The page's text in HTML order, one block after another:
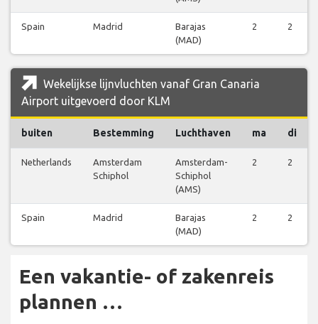
Spain Madrid
Barajas
(MAD)
2 2
Wekelijkse lijnvluchten vanaf Gran Canaria
Airport uitgevoerd door KLM
buiten Bestemming Luchthaven ma di
Netherlands
Amsterdam
Schiphol
Amsterdam-
Schiphol
(AMS)
2 2
Spain Madrid
Barajas
(MAD)
2 2
Een vakantie- of zakenreis
plannen …